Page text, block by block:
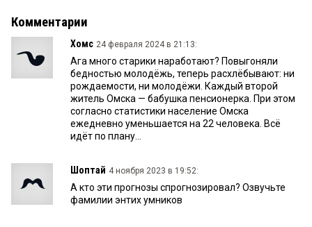
Комментарии
Хомс 24 февраля 2024 в 21:13:
Ага много старики наработают? Повыгоняли
бедностью молодёжь, теперь расхлёбывают: ни
рождаемости, ни молодёжи. Каждый второй
житель Омска — бабушка пенсионерка. При этом
согласно статистики население Омска
ежедневно уменьшается на 22 человека. Всё
идёт по плану...
Шоптай 4 ноября 2023 в 19:52:
А кто эти прогнозы спрогнозировал? Озвучьте
фамилии энтих умников